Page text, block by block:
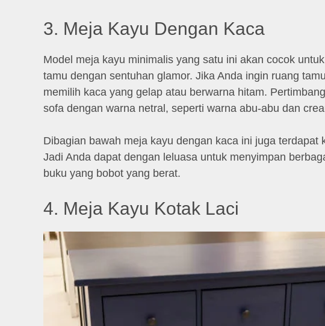
3. Meja Kayu Dengan Kaca
Model meja kayu minimalis yang satu ini akan cocok
tamu dengan sentuhan glamor. Jika Anda ingin ruang
memilih kaca yang gelap atau berwarna hitam.
sofa dengan warna netral, seperti warna abu-abu dan
Dibagian bawah meja kayu dengan kaca ini juga terdapat
Jadi Anda dapat dengan leluasa untuk menyimpan
buku yang bobot yang berat.
4. Meja Kayu Kotak Laci